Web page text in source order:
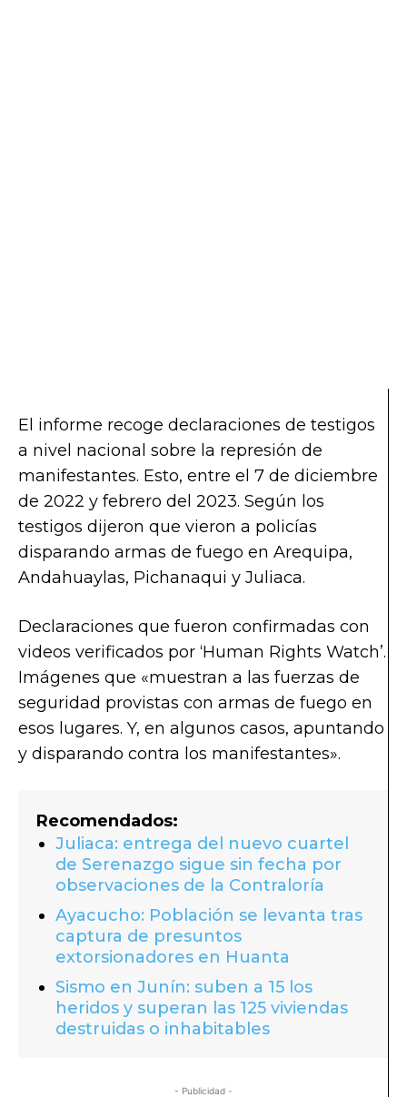
El informe recoge declaraciones de testigos
a nivel nacional sobre la represión de
manifestantes. Esto, entre el 7 de diciembre
de 2022 y febrero del 2023. Según los
testigos dijeron que vieron a policías
disparando armas de fuego en Arequipa,
Andahuaylas, Pichanaqui y Juliaca.
Declaraciones que fueron confirmadas con
videos verificados por ‘Human Rights Watch’.
Imágenes que «muestran a las fuerzas de
seguridad provistas con armas de fuego en
esos lugares. Y, en algunos casos, apuntando
y disparando contra los manifestantes».
Recomendados:
Juliaca: entrega del nuevo cuartel
de Serenazgo sigue sin fecha por
observaciones de la Contraloría
Ayacucho: Población se levanta tras
captura de presuntos
extorsionadores en Huanta
Sismo en Junín: suben a 15 los
heridos y superan las 125 viviendas
destruidas o inhabitables
- Publicidad -